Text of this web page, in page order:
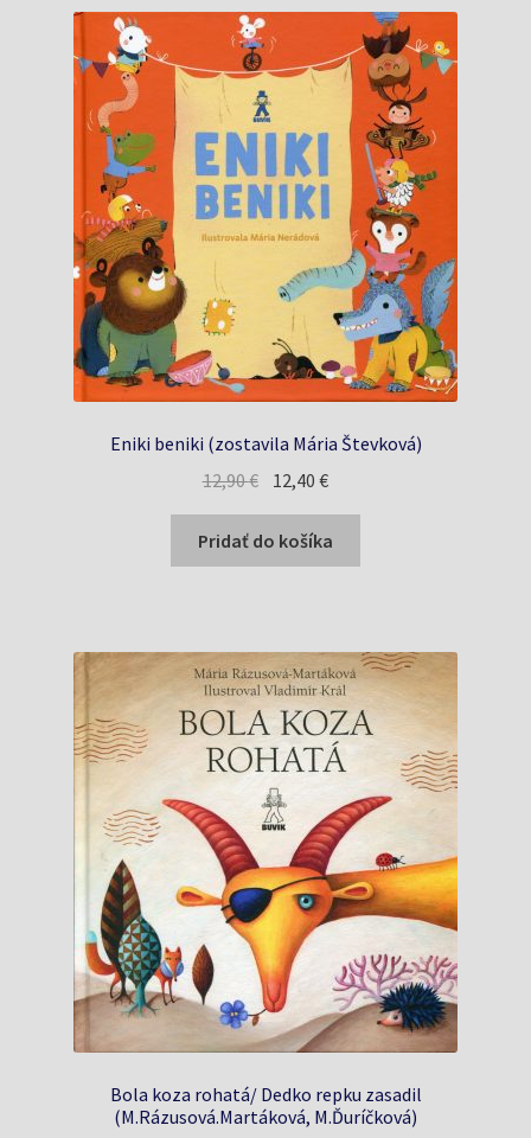
Eniki beniki (zostavila Mária Števková)
12,90€ Pôvodná
bola:
12,90 €.
12,40€Aktuálna
je:
12,40 €.
Pridať do košíka
Bola koza rohatá/ Dedko repku zasadil
(M.Rázusová.Martáková, M.Ďuríčková)